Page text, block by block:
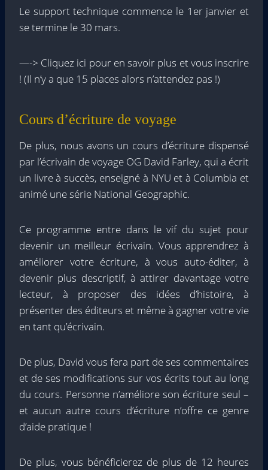
Le support technique commence le 1er janvier et
se termine le 30 mars.
—-> Cliquez ici pour en savoir plus et vous inscrire
! (Il n’y a que 15 places alors n’attendez pas !)
Cours d’écriture de voyage
De plus, nous avons un cours d’écriture dispensé
par l’écrivain de voyage OG David Farley, qui a écrit
un livre à succès, enseigné à NYU et à Columbia et
animé une série National Geographic.
Ce programme entre dans le vif du sujet pour
devenir un meilleur écrivain. Vous apprendrez à
améliorer votre écriture, à vous auto-éditer, à
devenir plus descriptif, à attirer davantage votre
lecteur, à proposer des idées d’histoire, à
présenter des éditeurs et même à gagner votre vie
en tant qu’écrivain.
De plus, David vous fera part de ses commentaires
et de ses modifications sur vos écrits tout au long
du cours. Personne n’améliore son écriture seul –
et aucun autre cours d’écriture n’offre ce genre
d’aide pratique !
De plus, vous bénéficierez de plus de 12 heures